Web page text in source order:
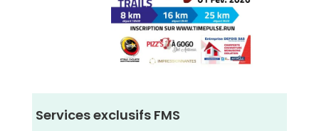
Services exclusifs FMS